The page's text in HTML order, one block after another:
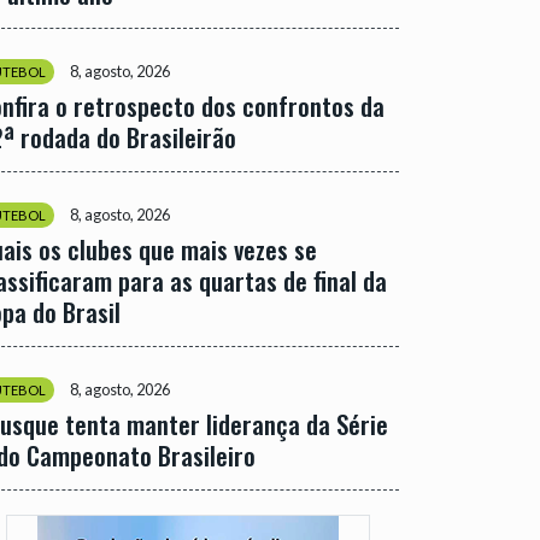
8, agosto, 2026
o retrospecto dos confrontos da
rodada do Brasileirão
8, agosto, 2026
os clubes que mais vezes se
para as quartas de final da
do Brasil
8, agosto, 2026
tenta manter liderança da Série
Campeonato Brasileiro